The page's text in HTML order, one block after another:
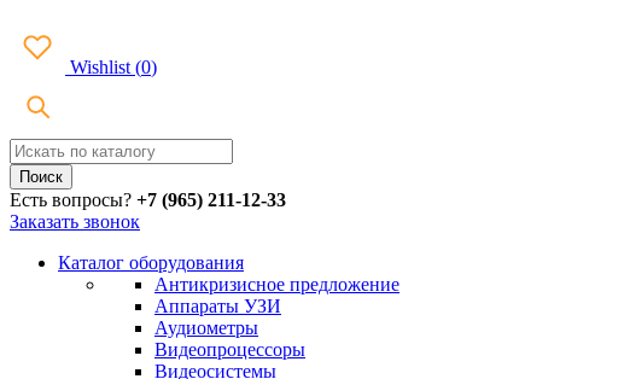
Wishlist (0)
Есть вопросы? +7 (965) 211-12-33
Заказать звонок
Каталог оборудования
Антикризисное предложение
Аппараты УЗИ
Аудиометры
Видеопроцессоры
Видеосистемы